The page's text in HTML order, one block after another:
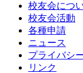
校友会につ
校友会活動
各種申請
ニュース
プライバシ
リンク